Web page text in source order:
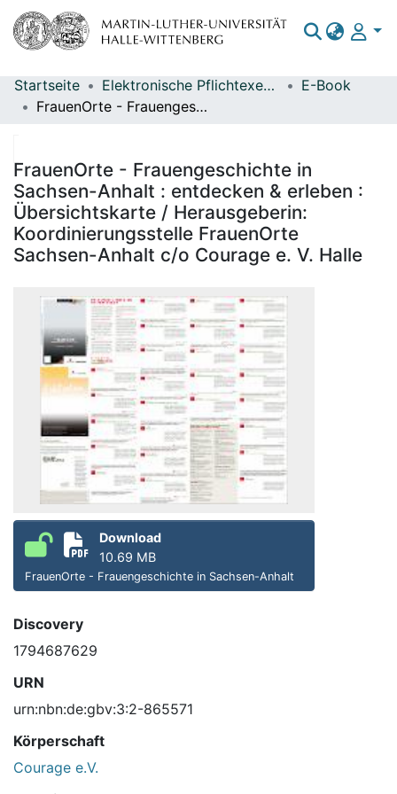
Bereiche & Sammlungen
Statistiken
Startseite Elektronische Pflichtexemplare
E-Book
FrauenOrte - Frauengeschichte in Sachsen-Anhalt : entdecken & erleben : Übersichtskarte / Herausgeberin: Koordinierungsstelle FrauenOrte Sachsen-Anhalt c/o Courage e. V. Halle
FrauenOrte - Frauengeschichte in
Sachsen-Anhalt : entdecken & erleben :
Übersichtskarte / Herausgeberin:
Koordinierungsstelle FrauenOrte
Sachsen-Anhalt c/o Courage e. V. Halle
Download
10.69 MB
FrauenOrte - Frauengeschichte in Sachsen-Anhalt
Discovery
1794687629
URN
urn:nbn:de:gbv:3:2-865571
Körperschaft
Courage e.V.